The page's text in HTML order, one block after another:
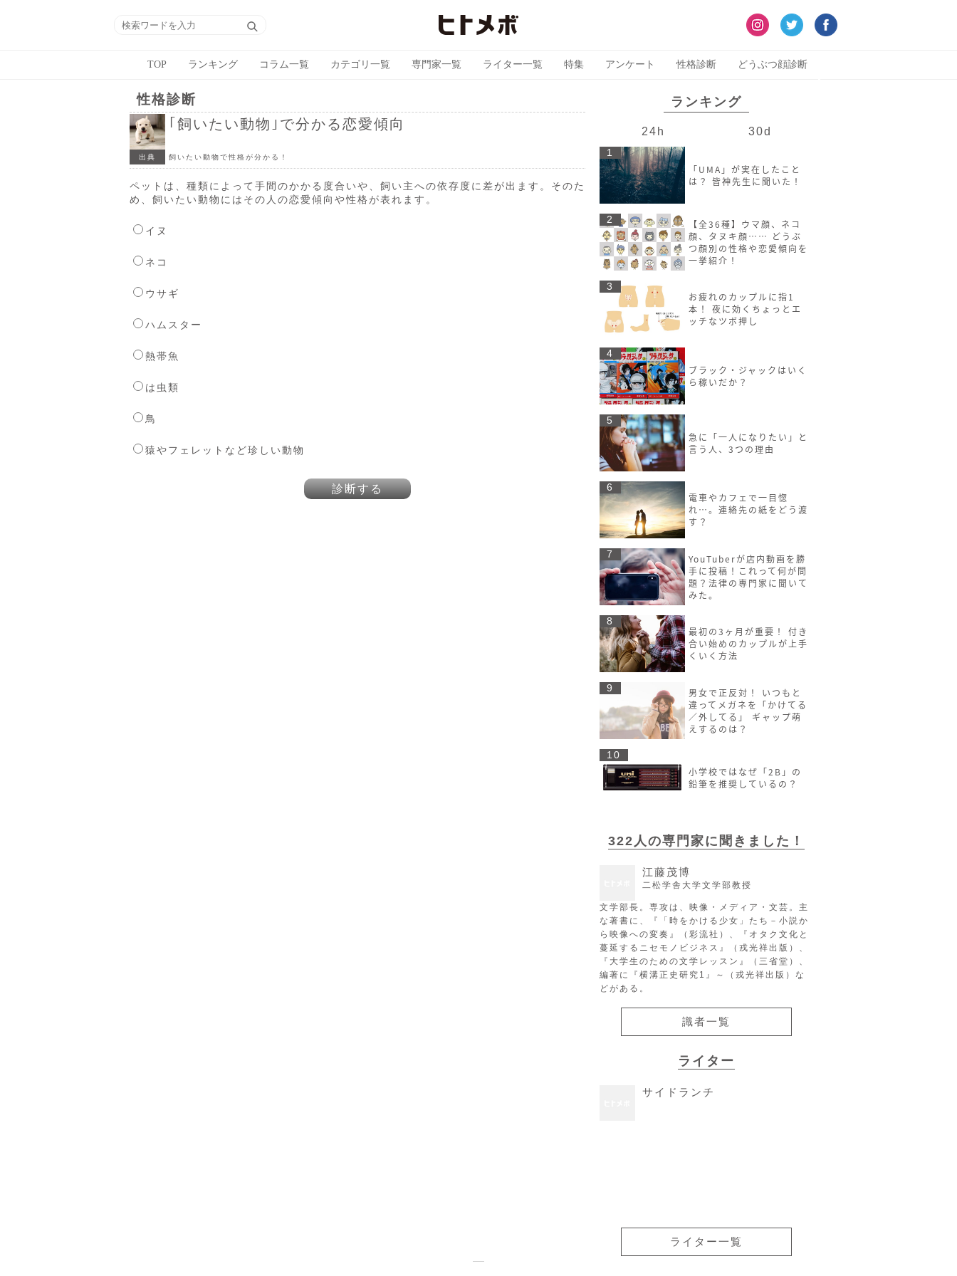
TOP ランキング コラム一覧 カテゴリ一覧 専門家一覧 ライター一覧 特集 アンケート 性格診断 どうぶつ顔診断
性格診断
｢飼いたい動物｣で分かる恋愛傾向
出典 飼いたい動物で性格が分かる！
ペットは、種類によって手間のかかる度合いや、飼い主への依存度に差が出ます。そのた
め、飼いたい動物にはその人の恋愛傾向や性格が表れます。
イヌ
ネコ
ウサギ
ハムスター
熱帯魚
は虫類
鳥
猿やフェレットなど珍しい動物
診断する
ランキング
24h 30d
1
「UMA」が実在したこと
は？ 皆神先生に聞いた！
2
【全36種】ウマ顔、ネコ
顔、タヌキ顔…… どうぶ
つ顔別の性格や恋愛傾向を
一挙紹介！
3
お疲れのカップルに指1
本！ 夜に効くちょっとエ
ッチなツボ押し
4
ブラック・ジャックはいく
ら稼いだか？
5
急に「一人になりたい」と
言う人、3つの理由
6
電車やカフェで一目惚
れ…。連絡先の紙をどう渡
す？
7
YouTuberが店内動画を勝
手に投稿！これって何が問
題？法律の専門家に聞いて
みた。
8
最初の3ヶ月が重要！ 付き
合い始めのカップルが上手
くいく方法
9
男女で正反対！ いつもと
違ってメガネを「かけてる
／外してる」 ギャップ萌
えするのは？
10
小学校ではなぜ「2B」の
鉛筆を推奨しているの？
322人の専門家に聞きました！
江藤茂博
二松学舎大学文学部教授
文学部長。専攻は、映像・メディア・文芸。主
な著書に、『「時をかける少女」たち－小説か
ら映像への変奏』（彩流社）、『オタク文化と
蔓延するニセモノビジネス』（戎光祥出版）、
『大学生のための文学レッスン』（三省堂）、
編著に『横溝正史研究1』～（戎光祥出版）な
どがある。
識者一覧
ライター
サイドランチ
ライター一覧